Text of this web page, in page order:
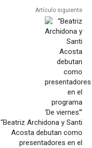
Artículo siguiente
“Beatriz Archidona y Santi
Acosta debutan como
presentadores en el